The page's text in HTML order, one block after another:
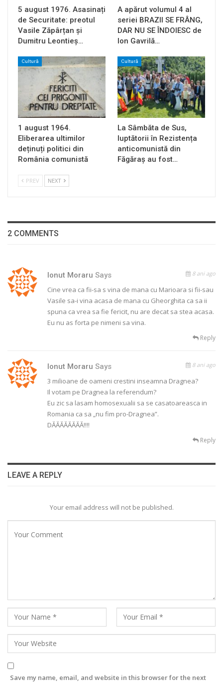
5 august 1976. Asasinați
de Securitate: preotul
Vasile Zăpârțan și
Dumitru Leontieș…
A apărut volumul 4 al
seriei BRAZII SE FRÂNG,
DAR NU SE ÎNDOIESC de
Ion Gavrilă…
Cultură
1 august 1964.
Eliberarea ultimilor
deținuți politici din
România comunistă
Cultură
La Sâmbăta de Sus,
luptătorii în Rezistența
anticomunistă din
Făgăraș au fost…
PREV NEXT
2 COMMENTS
Ionut Moraru Says 8 ani ago
Cine vrea ca fii-sa s vina de mana cu Marioara si fii-sau
Vasile sa-i vina acasa de mana cu Gheorghita ca sa ii
spuna ca vrea sa fie fericit, nu are decat sa stea acasa.
Eu nu as forta pe nimeni sa vina.
Reply
Ionut Moraru Says 8 ani ago
3 milioane de oameni crestini inseamna Dragnea?
Il votam pe Dragnea la referendum?
Eu zic sa lasam homosexualii sa se casatoareasca in
Romania ca sa „nu fim pro-Dragnea”.
DĂĂĂĂĂĂĂĂ!!!!
Reply
LEAVE A REPLY
Your email address will not be published.
Save my name, email, and website in this browser for the next